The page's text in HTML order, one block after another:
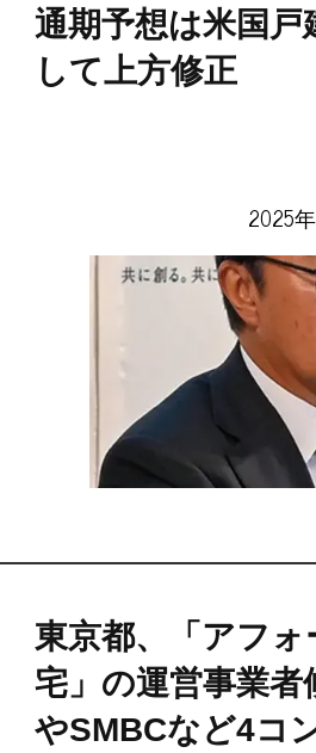
通期予想は米国
して上方修正
2025
東京都、「アフ
宅」の運営事業者
やSMBCなど4コ